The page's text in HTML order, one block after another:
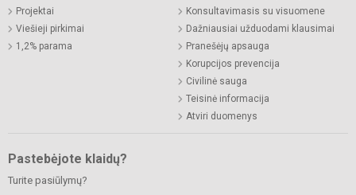
Projektai
Viešieji pirkimai
1,2% parama
Konsultavimasis su visuomene
Dažniausiai užduodami klausimai
Pranešėjų apsauga
Korupcijos prevencija
Civilinė sauga
Teisinė informacija
Atviri duomenys
Pastebėjote klaidų?
Turite pasiūlymų?